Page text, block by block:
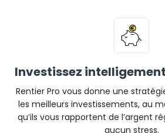
Investissez
Rentier Pro vous donne une
les meilleurs investissements, au
qu’ils vous rapportent de l’argent
aucun stress.